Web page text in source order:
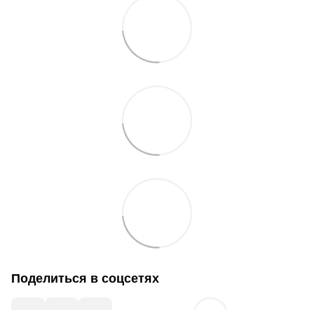
Поделиться в соцсетях